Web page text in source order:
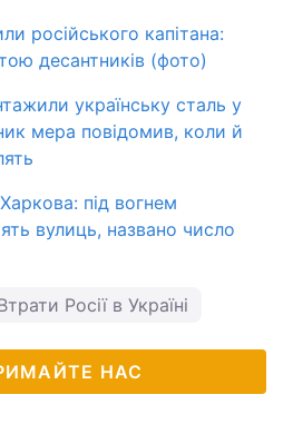
російського капітана:
десантників (фото)
українську сталь у
мера повідомив, коли й
під вогнем
вулиць, названо число
Росії в Україні
НАС